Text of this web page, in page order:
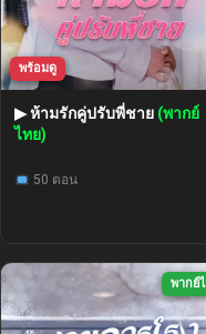
พร้อมดู
▶ ห้ามรักคู่ปรับพี่ชาย (พากย์
ไทย)
50 ตอน
พากย์